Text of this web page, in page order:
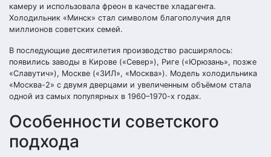
камеру и использовала фреон в качестве хладагента.
Холодильник «Минск» стал символом благополучия для
миллионов советских семей.
В последующие десятилетия производство расширялось:
появились заводы в Кирове («Север»), Риге («Юрюзань», позже
«Славутич»), Москве («ЗИЛ», «Москва»). Модель холодильника
«Москва-2» с двумя дверцами и увеличенным объёмом стала
одной из самых популярных в 1960–1970-х годах.
Особенности советского
подхода